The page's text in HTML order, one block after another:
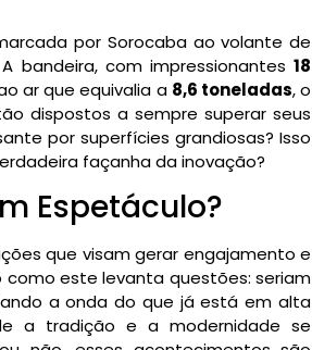
por Sorocaba ao volante de
bandeira, com impressionantes18
ar que equivalia a 8,6 toneladas, o
dispostos a sempre superar seus
por superfícies grandiosas? Isso
façanha da inovação?
Espetáculo?
que visam gerar engajamento e
como este levanta questões: seriam
a onda do que já está em alta
a tradição e a modernidade se